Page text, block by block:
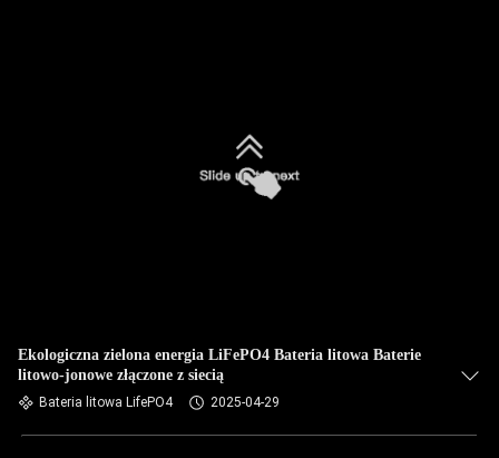
Ekologiczna zielona energia LiFePO4 Bateria litowa Baterie
litowo-jonowe złączone z siecią
Bateria litowa LifePO4 2025-04-29